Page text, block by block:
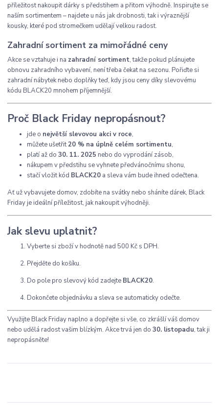
příležitost nakoupit dárky s předstihem a přitom výhodně. Inspirujte se
naším sortimentem – najdete u nás jak drobnosti, tak i výraznější
kousky, které pod stromečkem udělají velkou radost.
Zahradní sortiment za mimořádné ceny
Akce se vztahuje i na zahradní sortiment, takže pokud plánujete
obnovu zahradního vybavení, není třeba čekat na sezonu. Pořiďte si
zahradní nábytek nebo doplňky teď, kdy jsou ceny díky slevovému
kódu BLACK20 mnohem příjemnější.
Proč Black Friday nepropásnout?
jde o největší slevovou akci v roce,
můžete ušetřit20 % na úplně celém sortimentu,
platí až do 30. 11. 2025 nebo do vyprodání zásob,
nákupem v předstihu se vyhnete předvánočnímu shonu,
stačí vložit kód BLACK20 a sleva vám bude ihned odečtena.
Ať už vybavujete domov, zdobíte na svátky nebo sháníte dárek, Black
Friday je ideální příležitost, jak nakoupit výhodněji.
Jak slevu uplatnit?
Vyberte si zboží v hodnotě nad 500 Kč s DPH.
Přejděte do košíku.
Do pole pro slevový kód zadejte BLACK20.
Dokončete objednávku a sleva se automaticky odečte.
Využijte Black Friday naplno a dopřejte si vše, co zkrášlí váš domov
nebo udělá radost vašim blízkým. Akce trvá jen do 30. listopadu, tak ji
nepropásněte!